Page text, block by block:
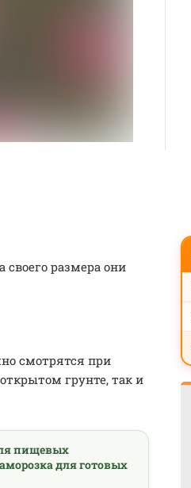
размера они
смотрятся при
грунте, так и
пищевых
для готовых